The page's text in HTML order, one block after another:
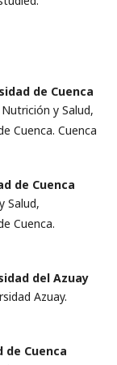
de Cuenca
y Salud,
Cuenca. Cuenca
de Cuenca
Salud,
Cuenca.
del Azuay
Azuay.
de Cuenca